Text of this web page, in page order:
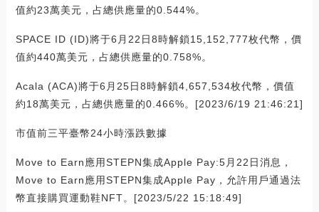
值約23萬美元，占總供應量的0.544%。
SPACE ID (ID)將于6月22日8時解鎖15,152,777枚代幣，價
值約440萬美元，占總供應量的0.758%。
Acala (ACA)將于6月25日8時解鎖4,657,534枚代幣，價值
約18萬美元，占總供應量的0.466%。[2023/6/19 21:46:21]
市值前三平臺幣24小時漲跌數據
Move to Earn應用STEPN集成Apple Pay:5月22日消息，
Move to Earn應用STEPN集成Apple Pay，允許用戶通過法
幣直接購買運動鞋NFT。[2023/5/22 15:18:49]